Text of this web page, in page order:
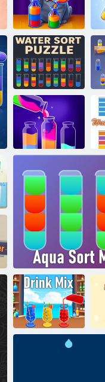
Olasz Brainrot
Víz és labda
rendezési puzzle
Vízválogatás –
gyűjtemények
Vízválogató
mester
Válassza ki a
vizet most